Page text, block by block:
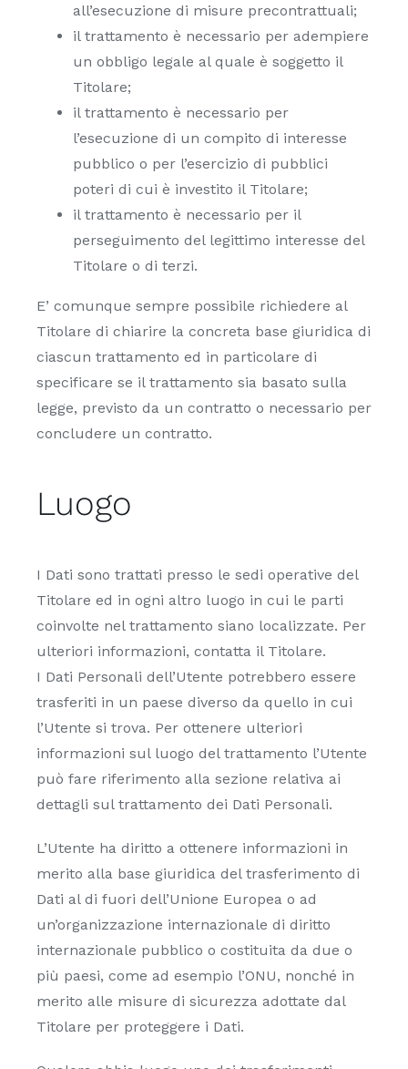
all’esecuzione di misure precontrattuali;
il trattamento è necessario per adempiere
un obbligo legale al quale è soggetto il
Titolare;
il trattamento è necessario per
l’esecuzione di un compito di interesse
pubblico o per l’esercizio di pubblici
poteri di cui è investito il Titolare;
il trattamento è necessario per il
perseguimento del legittimo interesse del
Titolare o di terzi.
E’ comunque sempre possibile richiedere al
Titolare di chiarire la concreta base giuridica di
ciascun trattamento ed in particolare di
specificare se il trattamento sia basato sulla
legge, previsto da un contratto o necessario per
concludere un contratto.
Luogo
I Dati sono trattati presso le sedi operative del
Titolare ed in ogni altro luogo in cui le parti
coinvolte nel trattamento siano localizzate. Per
ulteriori informazioni, contatta il Titolare.
I Dati Personali dell’Utente potrebbero essere
trasferiti in un paese diverso da quello in cui
l’Utente si trova. Per ottenere ulteriori
informazioni sul luogo del trattamento l’Utente
può fare riferimento alla sezione relativa ai
dettagli sul trattamento dei Dati Personali.
L’Utente ha diritto a ottenere informazioni in
merito alla base giuridica del trasferimento di
Dati al di fuori dell’Unione Europea o ad
un’organizzazione internazionale di diritto
internazionale pubblico o costituita da due o
più paesi, come ad esempio l’ONU, nonché in
merito alle misure di sicurezza adottate dal
Titolare per proteggere i Dati.